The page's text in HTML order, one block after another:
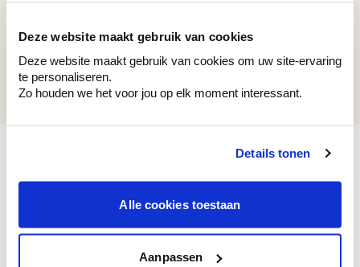
Deze website maakt gebruik van cookies
Deze website maakt gebruik van cookies om uw site-ervaring
te personaliseren.
Zo houden we het voor jou op elk moment interessant.
Details tonen
Alle cookies toestaan
Aanpassen
CK C 15-E
CK C 15-E
Bekijk je kleur in de winkel
Ontdek er kleurechte stalen van je